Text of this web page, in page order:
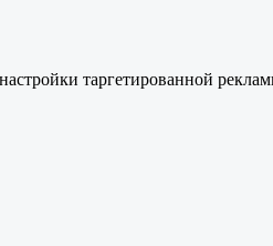
таргетированной